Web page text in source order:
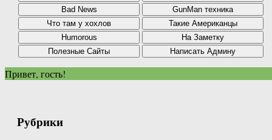
Привет, гость!
Рубрики